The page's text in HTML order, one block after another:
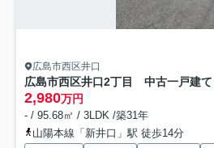
広島市西区井口
広島市西区井口2丁目 中古一戸建て
2,980万円
- / 95.68㎡ / 3LDK /築31年
山陽本線「新井口」駅 徒歩14分